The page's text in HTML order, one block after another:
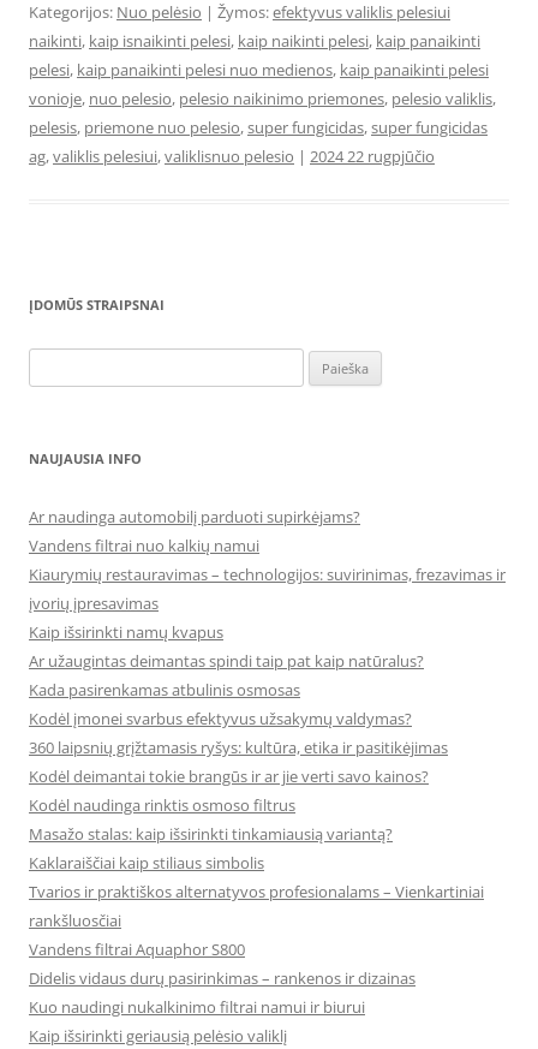
Kategorijos: Nuo pelėsio | Žymos:efektyvus valiklis pelesiui
naikinti, kaip isnaikinti pelesi, kaip naikinti pelesi, kaip panaikinti
pelesi, kaip panaikinti pelesi nuo medienos, kaip panaikinti pelesi
vonioje, nuo pelesio, pelesio naikinimo priemones, pelesio valiklis,
pelesis, priemone nuo pelesio,super fungicidas,super fungicidas
ag,valiklis pelesiui,valiklisnuo pelesio | 2024 22 rugpjūčio
ĮDOMŪS STRAIPSNAI
NAUJAUSIA INFO
Ar naudinga automobilį parduoti supirkėjams?
Vandens filtrai nuo kalkių namui
Kiaurymių restauravimas – technologijos: suvirinimas, frezavimas ir
įvorių įpresavimas
Kaip išsirinkti namų kvapus
Ar užaugintas deimantas spindi taip pat kaip natūralus?
Kada pasirenkamas atbulinis osmosas
Kodėl įmonei svarbus efektyvus užsakymų valdymas?
360 laipsnių grįžtamasis ryšys: kultūra, etika ir pasitikėjimas
Kodėl deimantai tokie brangūs ir ar jie verti savo kainos?
Kodėl naudinga rinktis osmoso filtrus
Masažo stalas: kaip išsirinkti tinkamiausią variantą?
Kaklaraiščiai kaip stiliaus simbolis
Tvarios ir praktiškos alternatyvos profesionalams – Vienkartiniai
rankšluosčiai
Vandens filtrai Aquaphor S800
Didelis vidaus durų pasirinkimas – rankenos ir dizainas
Kuo naudingi nukalkinimo filtrai namui ir biurui
Kaip išsirinkti geriausią pelėsio valiklį